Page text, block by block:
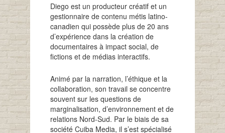
Diego est un producteur créatif et un
gestionnaire de contenu métis latino-
canadien qui possède plus de 20 ans
d’expérience dans la création de
documentaires à impact social, de
fictions et de médias interactifs.
Animé par la narration, l’éthique et la
collaboration, son travail se concentre
souvent sur les questions de
marginalisation, d’environnement et de
relations Nord-Sud. Par le biais de sa
société Cuiba Media, il s’est spécialisé